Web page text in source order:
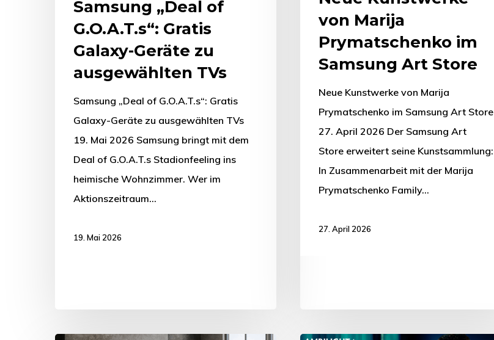
Samsung „Deal of
G.O.A.T.s“: Gratis
Galaxy-Geräte zu
ausgewählten TVs
Samsung „Deal of G.O.A.T.s“: Gratis
Galaxy-Geräte zu ausgewählten TVs
19. Mai 2026 Samsung bringt mit dem
Deal of G.O.A.T.s Stadionfeeling ins
heimische Wohnzimmer. Wer im
Aktionszeitraum…
19. Mai 2026
von Marija
Prymatschenko im
Samsung Art Store
Neue Kunstwerke von Marija
Prymatschenko im Samsung Art Store
27. April 2026 Der Samsung Art
Store erweitert seine Kunstsammlung:
In Zusammenarbeit mit der Marija
Prymatschenko Family…
27. April 2026